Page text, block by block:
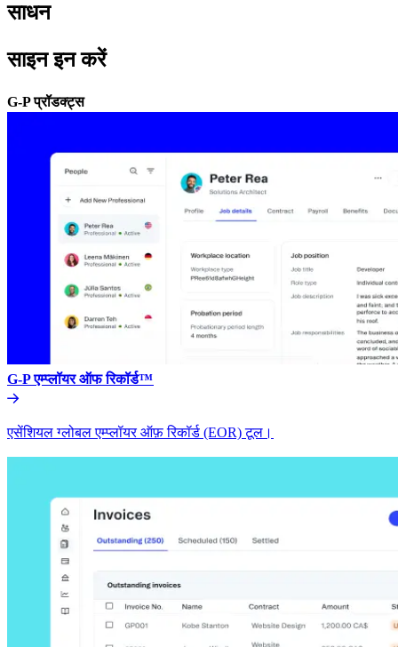
साधन​​
साइन इन करें​​
G-P प्रॉडक्ट्स​​
G-P एम्प्लॉयर ऑफ रिकॉर्ड™​​
एसेंशियल ग्लोबल एम्प्लॉयर ऑफ़ रिकॉर्ड (EOR) टूल।​​